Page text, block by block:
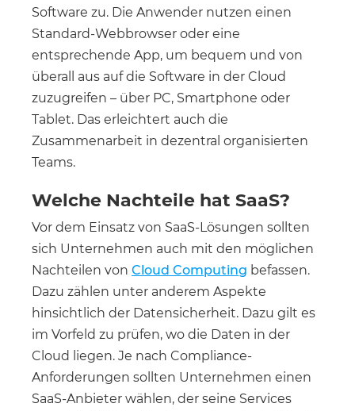
Software zu. Die Anwender nutzen einen
Standard-Webbrowser oder eine
entsprechende App, um bequem und von
überall aus auf die Software in der Cloud
zuzugreifen – über PC, Smartphone oder
Tablet. Das erleichtert auch die
Zusammenarbeit in dezentral organisierten
Teams.
Welche Nachteile hat SaaS?
Vor dem Einsatz von SaaS-Lösungen sollten
sich Unternehmen auch mit den möglichen
Nachteilen von Cloud Computing befassen.
Dazu zählen unter anderem Aspekte
hinsichtlich der Datensicherheit. Dazu gilt es
im Vorfeld zu prüfen, wo die Daten in der
Cloud liegen. Je nach Compliance-
Anforderungen sollten Unternehmen einen
SaaS-Anbieter wählen, der seine Services